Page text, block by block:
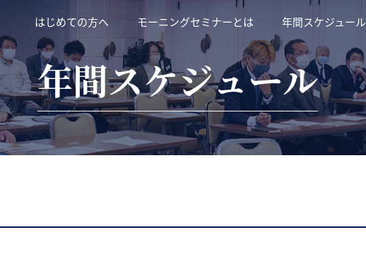
はじめての方へ モーニングセミナーとは 年間スケジュール
年間スケジュール